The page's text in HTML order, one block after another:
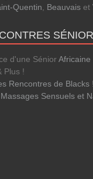
Quentin Beauvaiset
d'une SéniorAfricaine
Plus !
Rencontres de Blacks!
Sensuels et